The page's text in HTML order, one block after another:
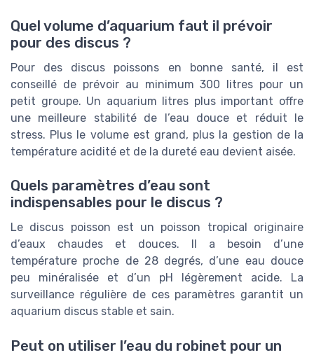
Quel volume d’aquarium faut il prévoir
pour des discus ?
Pour des discus poissons en bonne santé, il est
conseillé de prévoir au minimum 300 litres pour un
petit groupe. Un aquarium litres plus important offre
une meilleure stabilité de l’eau douce et réduit le
stress. Plus le volume est grand, plus la gestion de la
température acidité et de la dureté eau devient aisée.
Quels paramètres d’eau sont
indispensables pour le discus ?
Le discus poisson est un poisson tropical originaire
d’eaux chaudes et douces. Il a besoin d’une
température proche de 28 degrés, d’une eau douce
peu minéralisée et d’un pH légèrement acide. La
surveillance régulière de ces paramètres garantit un
aquarium discus stable et sain.
Peut on utiliser l’eau du robinet pour un